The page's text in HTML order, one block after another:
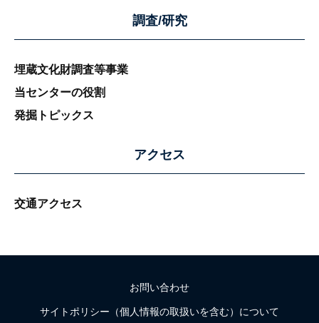
調査/研究
埋蔵文化財調査等事業
当センターの役割
発掘トピックス
アクセス
交通アクセス
お問い合わせ
サイトポリシー（個人情報の取扱いを含む）について